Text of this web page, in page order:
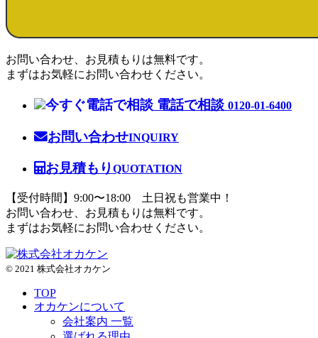
お問い合わせ、お見積もりは無料です。
まずはお気軽にお問い合わせください。
電話で相談 0120-01-6400
お問い合わせINQUIRY
お見積もり QUOTATION
【受付時間】9:00〜18:00 土日祝も営業中！
お問い合わせ、お見積もりは無料です。
まずはお気軽にお問い合わせください。
© 2021 株式会社オカケン
TOP
オカケンについて
会社案内 一覧